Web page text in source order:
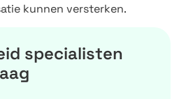
kunnen versterken.
specialisten